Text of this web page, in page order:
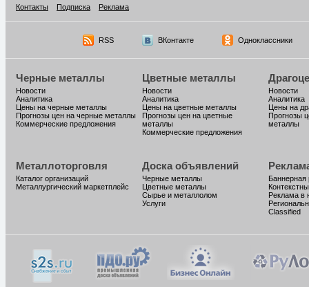
Контакты
Подписка Реклама
RSS ВКонтакте Одноклассники
Черные металлы
Новости
Аналитика
Цены на черные металлы
Прогнозы цен на черные металлы
Коммерческие предложения
Цветные металлы
Новости
Аналитика
Цены на цветные металлы
Прогнозы цен на цветные
металлы
Коммерческие предложения
Новости
Аналитика
Цены на
Прогнозы
металлы
Металлоторговля
Каталог организаций
Металлургический маркетплейс
Доска объявлений
Черные металлы
Цветные металлы
Сырье и металлолом
Услуги
Баннерная
Реклама в
Classified